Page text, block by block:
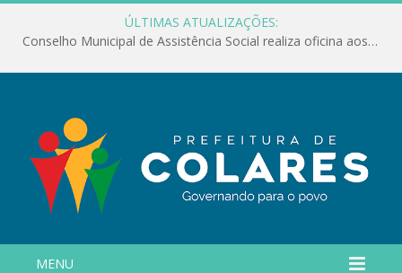
ÚLTIMAS ATUALIZAÇÕES:
Conselho Municipal de Assistência Social realiza oficina aos servidores
MENU